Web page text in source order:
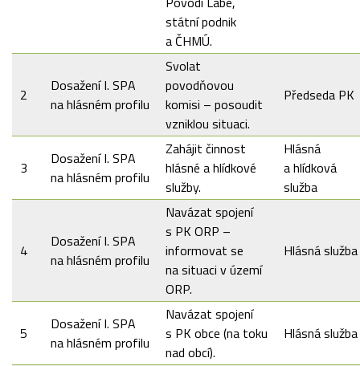
státní podnik
a ČHMÚ.
2
Dosažení I. SPA
na hlásném profilu
Svolat
povodňovou
komisi – posoudit
vzniklou situaci.
Předseda PK
3
Dosažení I. SPA
na hlásném profilu
Zahájit činnost
hlásné a hlídkové
služby.
Hlásná
a hlídková
služba
4
Dosažení I. SPA
na hlásném profilu
Navázat spojení
s PK ORP –
informovat se
na situaci v území
ORP.
Hlásná služba
5
Dosažení I. SPA
na hlásném profilu
Navázat spojení
s PK obce (na toku
nad obcí).
Hlásná služba